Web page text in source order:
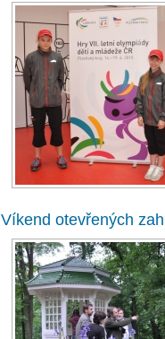
Víkend otevřených